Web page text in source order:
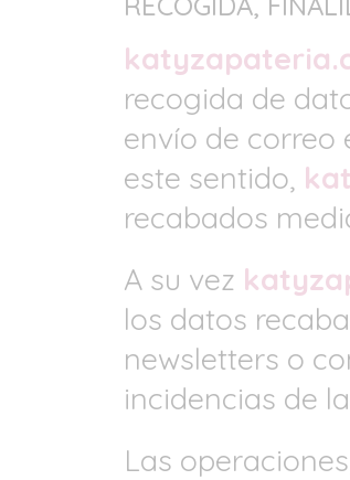
recogida de
envío de correo
este sentido,
recabados
A su vez
los datos
newsletters o
incidencias de
Las